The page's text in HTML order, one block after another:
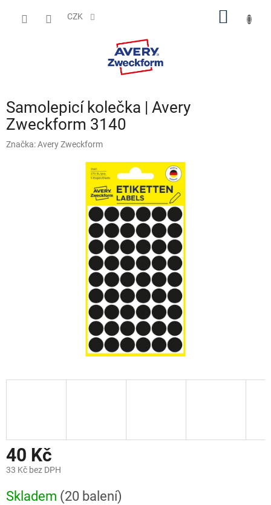
CZK
Samolepicí kolečka | Avery
Zweckform 3140
Značka:Avery Zweckform
40 Kč
33 Kč bez DPH
cena:
Skladem (20 balení)